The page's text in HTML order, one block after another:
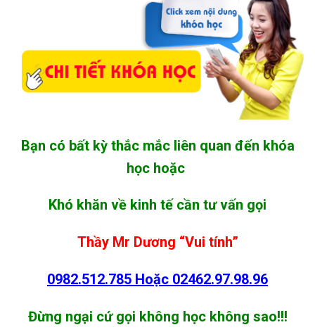
Bạn có bất kỳ thắc mắc liên quan đến khóa
học hoặc
Khó khăn về kinh tế cần tư vấn gọi
Thầy Mr Dương “Vui tính”
0982.512.785 Hoặc 02462.97.98.96
Đừng ngại cứ gọi không học không sao!!!